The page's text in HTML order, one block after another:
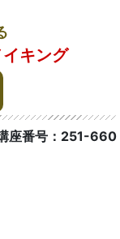
キング
座番号：251-660